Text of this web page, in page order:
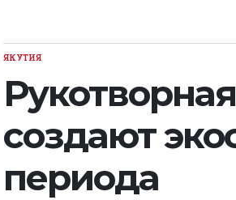
ОПУБЛИКОВАНО
ЯКУТИЯ
создают
периода